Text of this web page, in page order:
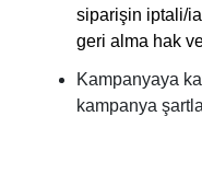
siparişin iptali/
geri alma hak
Kampanyaya
kampanya